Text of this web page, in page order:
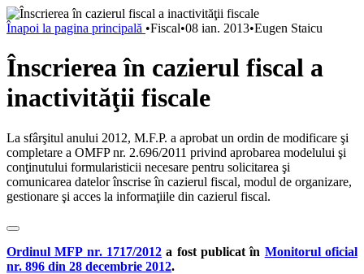
Înapoi la pagina principală •Fiscal•08 ian. 2013•Eugen Staicu
Înscrierea în cazierul fiscal a
inactivităţii fiscale
La sfârşitul anului 2012, M.F.P. a aprobat un ordin de modificare şi
completare a OMFP nr. 2.696/2011 privind aprobarea modelului şi
conţinutului formularisticii necesare pentru solicitarea şi
comunicarea datelor înscrise în cazierul fiscal, modul de organizare,
gestionare şi acces la informaţiile din cazierul fiscal.
Ordinul MFP nr. 1717/2012 a fost publicat în Monitorul oficial
nr. 896 din 28 decembrie 2012.